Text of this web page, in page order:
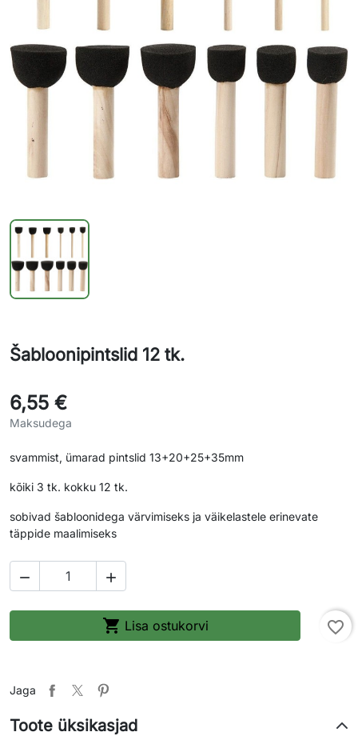
Šabloonipintslid 12 tk.
6,55 €
Maksudega
svammist, ümarad pintslid 13+20+25+35mm
kõiki 3 tk. kokku 12 tk.
sobivad šabloonidega värvimiseks ja väikelastele erinevate
täppide maalimiseks
 
 Lisa ostukorvi favorite_border
Jaga
Toote üksikasjad